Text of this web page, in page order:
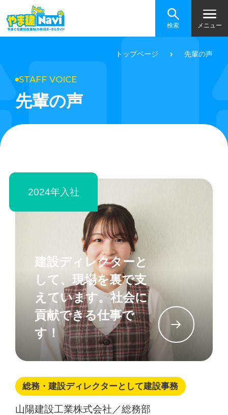
検索 メニュー
トップページ 先輩の声
STAFF VOICE
先輩の声
2024年入社
建設ディレクターと
して、現場を裏で支
えています。社会に
貢献できる仕事で
す！
イン
総務・建設ディレクターとして建設事務
山陽建設工業株式会社／総務部